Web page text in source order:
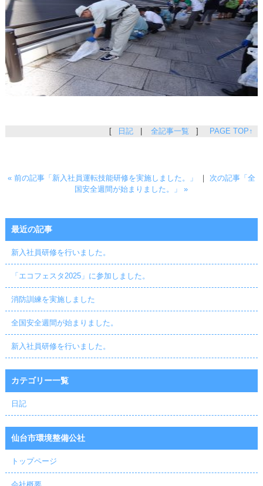
[ 日記 全記事一覧 ] PAGE TOP↑
« 前の記事「新入社員運転技能研修を実施しました。」 ｜ 次の記事「全
国安全週間が始まりました。」 »
最近の記事
新入社員研修を行いました。
「エコフェスタ2025」に参加しました。
消防訓練を実施しました
全国安全週間が始まりました。
新入社員研修を行いました。
カテゴリー一覧
日記
仙台市環境整備公社
トップページ